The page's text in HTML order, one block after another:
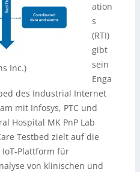
Inc.)
ation
s
(RTI)
gibt
sein
Enga
des Industrial Internet
mit Infosys, PTC und
Hospital MK PnP Lab
Testbed zielt auf die
Plattform für
von klinischen und